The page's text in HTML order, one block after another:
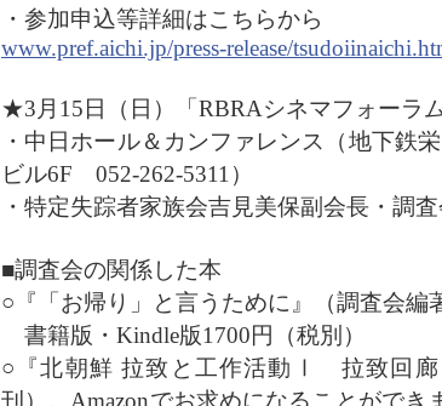
・参加申込等詳細はこちらから
www.pref.aichi.jp/press-release/
★3月15日（日）「RBRAシネマフォーラ
・中日ホール＆カンファレンス（地下鉄
ビル6F 052-262-5311）
・特定失踪者家族会吉見美保副会長・調
■調査会の関係した本
○『「お帰り」と言うために』（調査会編
書籍版・Kindle版1700円（税別）
○『北朝鮮 拉致と工作活動Ⅰ 拉致回廊
刊）。Amazonでお求めになることがで